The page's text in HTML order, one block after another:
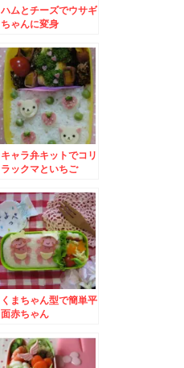
ハムとチーズでウサギ
ちゃんに変身
キャラ弁キットでコリ
ラックマといちご
くまちゃん型で簡単平
面赤ちゃん